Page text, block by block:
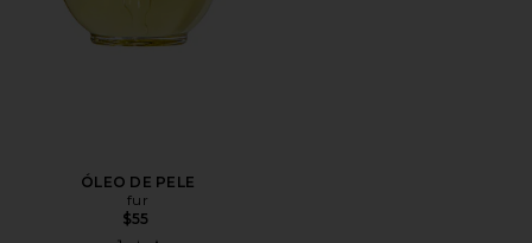
ÓLEO DE PELE
fur
$55